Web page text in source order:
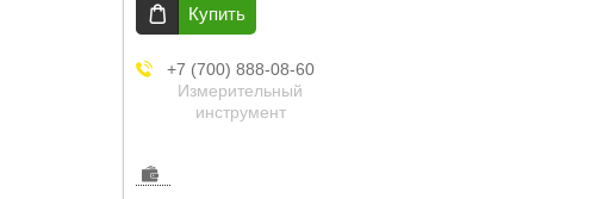
Купить
+7 (700) 888-08-60
Измерительный
инструмент